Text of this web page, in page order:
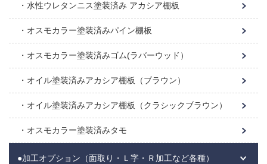
水性ウレタンニス塗装済み アカシア棚板
オスモカラー塗装済みパイン棚板
オスモカラー塗装済みゴム(ラバーウッド）
オイル塗装済みアカシア棚板（ブラウン）
オイル塗装済みアカシア棚板（クラシックブラウン）
オスモカラー塗装済みタモ
●加工オプション（面取り・Ｌ字・Ｒ加工など各種）